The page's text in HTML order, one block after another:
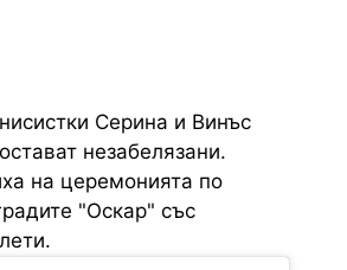
Серина и Винъс
незабелязани.
на церемонията по
"Оскар" със